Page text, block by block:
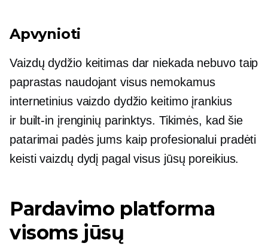
Apvynioti
Vaizdų dydžio keitimas dar niekada nebuvo taip
paprastas naudojant visus nemokamus
internetinius vaizdo dydžio keitimo įrankius
ir built-in įrenginių parinktys. Tikimės, kad šie
patarimai padės jums kaip profesionalui pradėti
keisti vaizdų dydį pagal visus jūsų poreikius.
Pardavimo platforma
visoms jūsų